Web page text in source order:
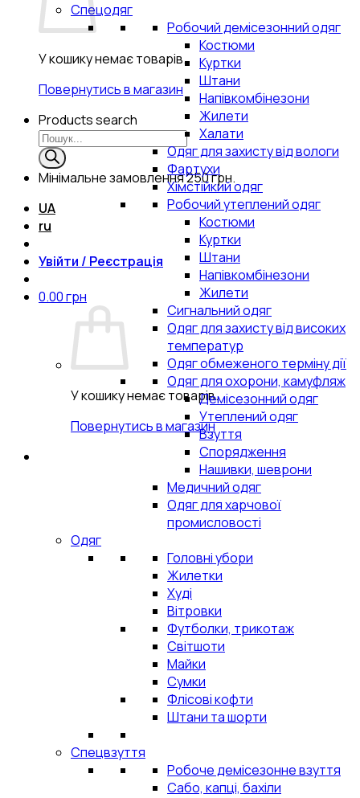
У кошику немає товарів.
Повернутись в магазин
Products search
Мінімальне замовлення250 грн.
UA
ru
Увійти / Реєстрація
0.00грн
У кошику немає товарів.
Повернутись в магазин
Спецодяг
Робочий демісезонний одяг
Костюми
Куртки
Штани
Напівкомбінезони
Жилети
Халати
Одяг для захисту від вологи
Фартухи
Хімстійкий одяг
Робочий утеплений одяг
Костюми
Куртки
Штани
Напівкомбінезони
Жилети
Сигнальний одяг
Одяг для захисту від високих
температур
Одяг обмеженого терміну дії
Одяг для охорони, камуфляж
Демісезонний одяг
Утеплений одяг
Взуття
Спорядження
Нашивки, шеврони
Медичний одяг
Одяг для харчової
промисловості
Одяг
Головні убори
Жилетки
Худі
Вітровки
Футболки, трикотаж
Світшоти
Майки
Сумки
Флісові кофти
Штани та шорти
Спецвзуття
Робоче демісезонне взуття
Сабо, капці, бахіли